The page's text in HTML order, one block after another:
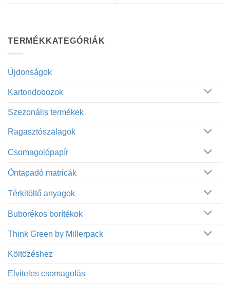
TERMÉKKATEGÓRIÁK
Újdonságok
Kartondobozok
Szezonális termékek
Ragasztószalagok
Csomagolópapír
Öntapadó matricák
Térkitöltő anyagok
Buborékos borítékok
Think Green by Millerpack
Költözéshez
Elviteles csomagolás